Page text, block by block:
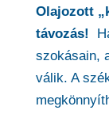
Olajozott
távozás!
szokásain,
válik. A